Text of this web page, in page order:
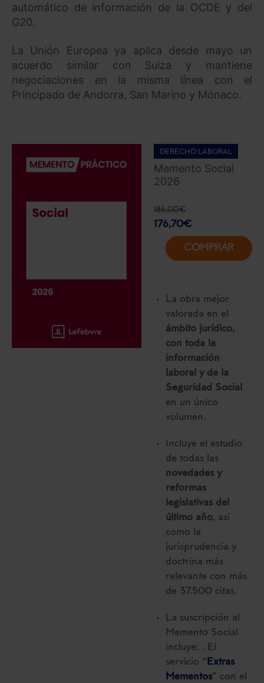
automático de información de la OCDE y del
G20.
La Unión Europea ya aplica desde mayo un
acuerdo similar con Suiza y mantiene
negociaciones en la misma línea con el
Principado de Andorra, San Marino y Mónaco.
DERECHO LABORAL
Memento Social
2026
186,00€
176,70€
COMPRAR
La obra mejor
valorada en el
ámbito jurídico,
con toda la
información
laboral y de la
Seguridad Social
en un único
volumen.
Incluye el estudio
de todas las
novedades y
reformas
legislativas del
último año, así
como la
jurisprudencia y
doctrina más
relevante con más
de 37.500 citas.
La suscripción al
Memento Social
incluye: . El
servicio “Extras
Mementos” con el